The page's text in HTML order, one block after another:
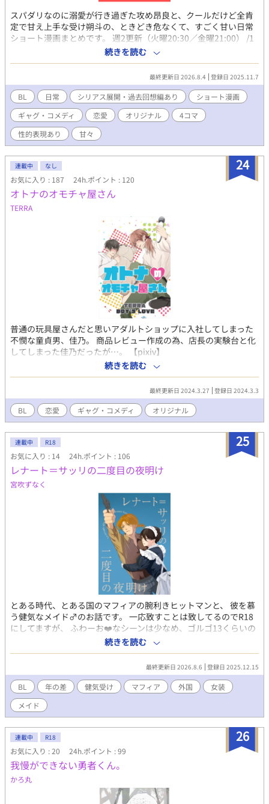
スパダリなのに溺愛が行き過ぎた攻め昂良と、クールだけど全肯
定で甘え上手な受け朔斗の、ときどき危なくて、すごく甘い日常
ショート漫画まとめです。 週2更新（火曜20:30／金曜21:00） /1
ページ〜短篇中心。 ほのぼの回の合間に、時々R18や少し暗めの
お話も入ります。 ※オリジナルBL小説「Rely on』の漫画短編集
です。 完結済みの一期、現在執筆中の二期のその後の二人の話な
のでかなりネタバレ含みます。ご注意ください。
続きを読む
最終更新日 2026.8.4 登録日 2025.11.7
BL 日常 シリアス展開・過去回想編あり
ショート漫画
ギャグ・コメディ
恋愛 オリジナル
4コマ
性的表現あり
甘々
24
連載中 なし
お気に入り : 187 24h.ポイント : 120
オトナのオモチャ屋さん
TERRA
普通の玩具屋さんだと思いアダルトショップに入社してしまった
不憫な童貞男、佳乃。 商品レビュー作成の為、店長の実験台と化
してしまった佳乃だったが…。 【pixiv】
https://www.pixiv.net/users/41700031 【ポートフォリオ】
https://lit.link/terraillust
続きを読む
最終更新日 2024.3.27 登録日 2024.3.3
BL 恋愛 ギャグ・コメディ オリジナル
25
連載中 R18
お気に入り : 14 24h.ポイント : 106
レナート＝サッリの二度目の夜明け
宮吹ずなく
とある時代、とある国のマフィアの腕利きヒットマンと、 彼を慕
う健気なメイド♂のお話です。 一応致すことは致してるのでR18
にしてますが、 ふわーお❤️なシーンは少なめ、ゴルゴ13くらいの
性描写です。 モブが出てきたり攻めがフェしたり色々やりたい放
題なのでNGが少なめの方向けですが、 お楽しみいただけました
続きを読む
最終更新日 2026.8.6 登録日 2025.12.15
BL 年の差 健気受け マフィア 外国
女装
メイド
26
連載中 R18
お気に入り : 20 24h.ポイント : 99
我慢ができない勇者くん。
かろ丸